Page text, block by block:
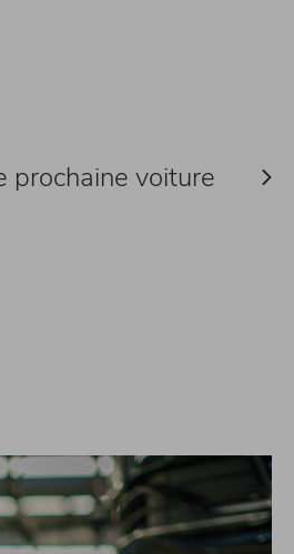
prochaine voiture